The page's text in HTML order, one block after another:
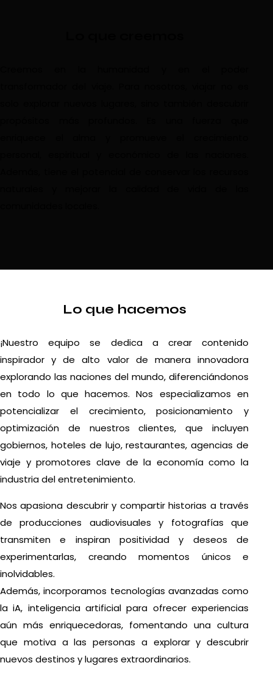
Lo que hacemos
¡Nuestro equipo se dedica a crear contenido
inspirador y de alto valor de manera innovadora
explorando las naciones del mundo, diferenciándonos
en todo lo que hacemos. Nos especializamos en
potencializar el crecimiento, posicionamiento y
optimización de nuestros clientes, que incluyen
gobiernos, hoteles de lujo, restaurantes, agencias de
viaje y promotores clave de la economía como la
industria del entretenimiento.
Nos apasiona descubrir y compartir historias a través
de producciones audiovisuales y fotografías que
transmiten e inspiran positividad y deseos de
experimentarlas, creando momentos únicos e
inolvidables.
Además, incorporamos tecnologías avanzadas como
la iA, inteligencia artificial para ofrecer experiencias
aún más enriquecedoras, fomentando una cultura
que motiva a las personas a explorar y descubrir
nuevos destinos y lugares extraordinarios.